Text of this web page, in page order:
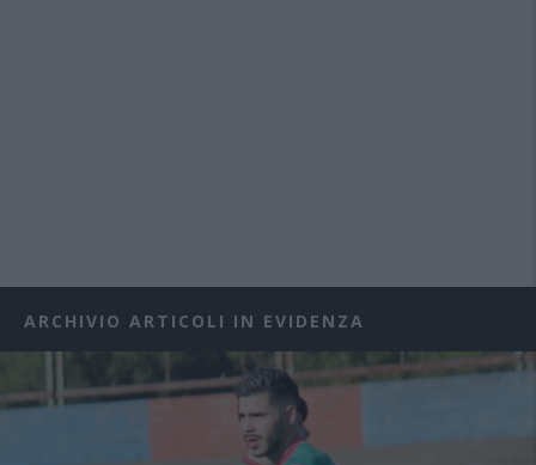
ARCHIVIO ARTICOLI IN EVIDENZA